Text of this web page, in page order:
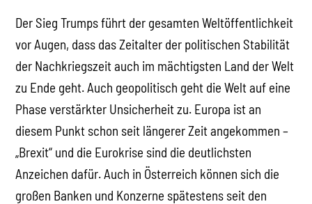
Der Sieg Trumps führt der gesamten Weltöffentlichkeit
vor Augen, dass das Zeitalter der politischen Stabilität
der Nachkriegszeit auch im mächtigsten Land der Welt
zu Ende geht. Auch geopolitisch geht die Welt auf eine
Phase verstärkter Unsicherheit zu. Europa ist an
diesem Punkt schon seit längerer Zeit angekommen –
„Brexit“ und die Eurokrise sind die deutlichsten
Anzeichen dafür. Auch in Österreich können sich die
großen Banken und Konzerne spätestens seit den